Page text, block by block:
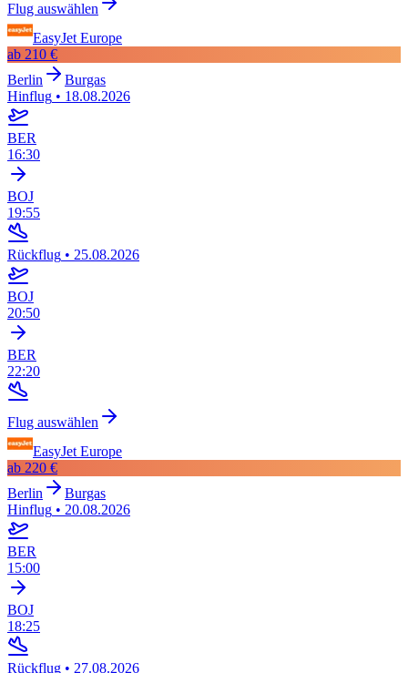
Flug auswählen
EasyJet Europe
ab 210 €
Berlin
Burgas
Hinflug • 18.08.2026
BER
16:30
BOJ
19:55
Rückflug • 25.08.2026
BOJ
20:50
BER
22:20
Flug auswählen
EasyJet Europe
ab 220 €
Berlin
Burgas
Hinflug • 20.08.2026
BER
15:00
BOJ
18:25
Rückflug • 27.08.2026